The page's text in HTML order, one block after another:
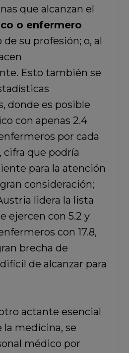
que alcanzan el
o enfermero
su profesión; o, al
Esto también se
donde es posible
con apenas 2.4
por cada
que podría
para la atención
consideración;
lidera la lista
ejercen con 5.2 y
con 17.8,
brecha de
de alcanzar para
actante esencial
medicina, se
médico por